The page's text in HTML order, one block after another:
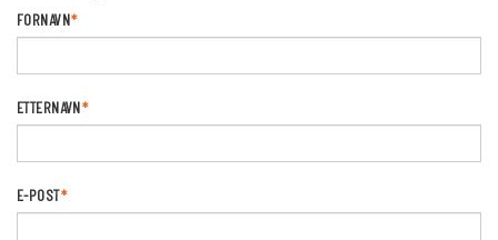
FORNAVN*
ETTERNAVN*
E-POST*